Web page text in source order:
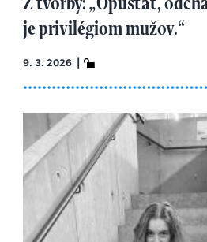
je privilégiom mužov.“
9. 3. 2026 |